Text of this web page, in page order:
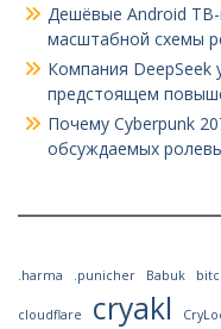
Дешёвые Android ТВ-
масштабной схемы
Компания DeepSeek
предстоящем
Почему Cyberpunk
обсуждаемых
.harma .punicher Babuk
cloudflare cryakl